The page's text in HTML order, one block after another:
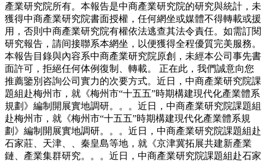
產業研究院所有。本報告是中商產業研究院的研究與統計，未
獲得中商產業研究院書面授權，任何網坐或媒體不得轉載或援
用，否則中商產業研究院有權依法逃查其法令責任。如需訂閱
研究報告，請间接聯系本網坐，以便獲得全程優質完美服務。
本報告目錄與內容系中商產業研究院原創，未經本公司事先書
面許可，拒絕任何体例復制、轉載。 正在此，我們誠意向您
推薦鑒別咨詢公司實力的次要方式。近日，中商產業研究院課
題組赴梅州市，就《梅州市“十五五”時期構建現代化產業體系
規劃》編制開展實地調研。。。近日，中商產業研究院課題組
赴梅州市，就《梅州市“十五五”時期構建現代化產業體系規
劃》編制開展實地調研。。。近日，中商產業研究院課題組赴
石家莊、天津、、秦皇島等地，就《京津冀拓展共建新產業
鏈、產業集群研究。。。近日，中商產業研究院課題組赴石家